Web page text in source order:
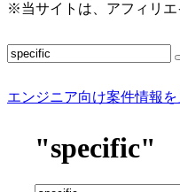
※当サイトは、アフィリエ
エンジニア向け案件情報を
"specific"